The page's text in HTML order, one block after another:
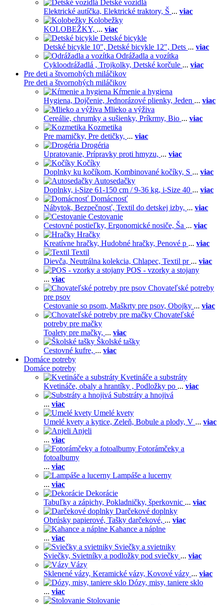
Detské vozidlá
Elektrické autíčka, Elektrické traktory, Š ... viac
Kolobežky
KOLOBEŽKY, ... viac
Detské bicykle
Detské bicykle 10", Detské bicykle 12", Dets ... viac
Odrážadla a vozítka
Cykloodrážadlá , Trojkolky, Detské korčule ... viac
Pre deti a štvornohých miláčikov
Pre deti a štvornohých miláčikov
Kŕmenie a hygiena
Hygiena, Dojčenie, Jednorázové plienky, Jeden ... viac
Mlieko a výživa
Cereálie, chrumky a sušienky, Príkrmy, Bio ... viac
Kozmetika
Pre mamičky, Pre detičky, ... viac
Drogéria
Upratovanie, Prípravky proti hmyzu, ... viac
Kočíky
Doplnky ku kočíkom, Kombinované kočíky, S ... viac
Autosedačky
Doplnky, i-Size 61-150 cm / 9-36 kg, i-Size 40 ... viac
Domácnosť
Nábytok, Bezpečnosť, Textil do detskej izby, ... viac
Cestovanie
Cestovné postieľky, Ergonomické nosiče, Ša ... viac
Hračky
Kreatívne hračky, Hudobné hračky, Penové p ... viac
Textil
Dievča, Neutrálna kolekcia, Chlapec, Textil pr ... viac
POS - vzorky a stojany
... viac
Chovateľské potreby
pre psov
Cestovanie so psom, Maškrty pre psov, Obojky ... viac
Chovateľské
potreby pre mačky
Toalety pre mačky, ... viac
Školské tašky
Cestovné kufre, ... viac
Domáce potreby
Domáce potreby
Kvetináče a substráty
Kvetináče, obaly a hrantíky , Podložky po ... viac
Substráty a hnojivá
... viac
Umelé kvety
Umelé kvety a kytice, Zeleň, Bobule a plody, V ... viac
Anjeli
... viac
Fotorámčeky a
fotoalbumy
... viac
Lampáše a lucerny
... viac
Dekorácie
Tabuľky a zápichy, Pokladničky, šperkovnic ... viac
Darčekové doplnky
Obrúsky papierové, Tašky darčekové, ... viac
Kahance a náplne
... viac
Sviečky a svietniky
Sviečky, Svietníky a podložky pod sviečky ... viac
Vázy
Sklenené vázy, Keramické vázy, Kovové vázy ... viac
Dózy, misy, taniere sklo
... viac
Stolovanie